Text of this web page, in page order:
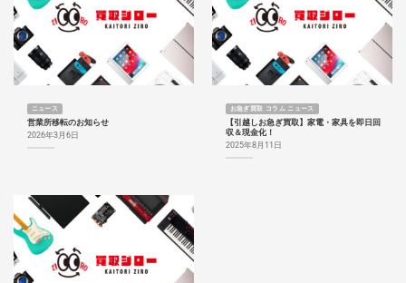
ニュース
営業所移転のお知らせ
2026年3月6日
お急ぎ買取 コラム ニュース
【引越しお急ぎ買取】家電・家具を即日回
収＆現金化！
2025年8月11日